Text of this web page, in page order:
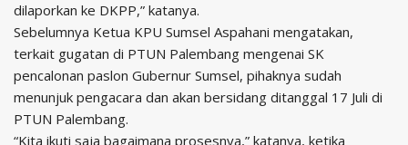
dilaporkan ke DKPP,” katanya.
Sebelumnya Ketua KPU Sumsel Aspahani mengatakan,
terkait gugatan di PTUN Palembang mengenai SK
pencalonan paslon Gubernur Sumsel, pihaknya sudah
menunjuk pengacara dan akan bersidang ditanggal 17 Juli di
PTUN Palembang.
“Kita ikuti saja bagaimana prosesnya,” katanya, ketika